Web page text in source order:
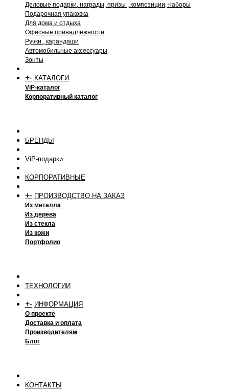
Деловые подарки, награды, призы , композиции, наборы
Подарочная упаковка
Для дома и отдыха
Офисные принадлежности
Ручки , карандаши
Автомобильные аксессуары
Зонты
+- КАТАЛОГИ
ViP-каталог
Корпоративный каталог
БРЕНДЫ
ViP-подарки
КОРПОРАТИВНЫЕ
+- ПРОИЗВОДСТВО НА ЗАКАЗ
Из металла
Из дерева
Из стекла
Из кожи
Портфолио
ТЕХНОЛОГИИ
+- ИНФОРМАЦИЯ
О проекте
Доставка и оплата
Производителям
Блог
КОНТАКТЫ